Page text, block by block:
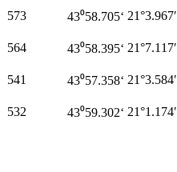
573 43⁰58.705‘ 21°3.967′
564 43⁰58.395‘ 21°7.117′
541 43⁰57.358‘ 21°3.584′
532 43⁰59.302‘ 21°1.174′